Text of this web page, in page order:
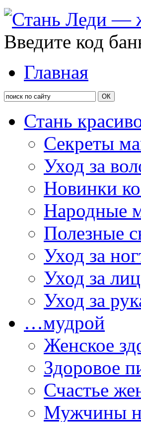
Введите код
Главная
Стань
Секреты
Уход за
Новинки
Народные
Полезные
Уход за
Уход за
Уход за
…мудрой
Женское
Здоровое
Счастье
Мужчины